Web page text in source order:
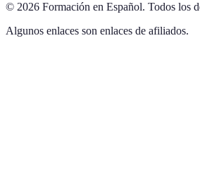
© 2026 Formación en Español. Todos los
Algunos enlaces son enlaces de afiliados.